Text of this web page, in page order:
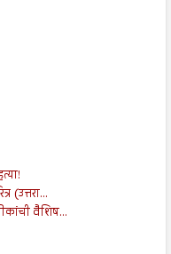
(उत्तरा...
वैशिष...